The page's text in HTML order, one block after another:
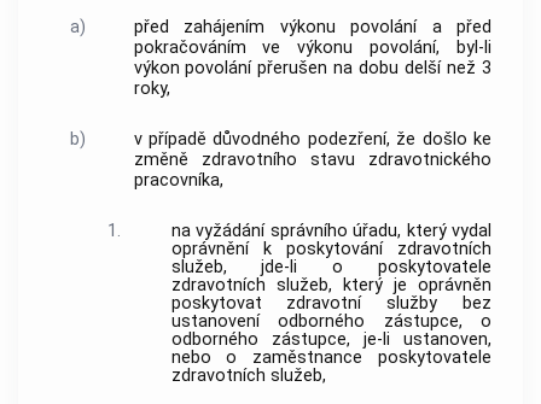
a)
před zahájením výkonu povolání a před
pokračováním ve výkonu povolání, byl-li
výkon povolání přerušen na dobu delší než 3
roky,
b)
v případě důvodného podezření, že došlo ke
změně zdravotního stavu zdravotnického
pracovníka,
1.
na vyžádání správního úřadu, který vydal
oprávnění k poskytování zdravotních
služeb, jde-li o poskytovatele
zdravotních služeb, který je oprávněn
poskytovat zdravotní služby bez
ustanovení odborného zástupce, o
odborného zástupce, je-li ustanoven,
nebo o zaměstnance poskytovatele
zdravotních služeb,